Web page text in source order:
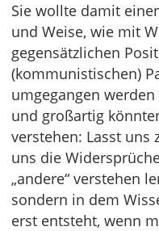
Sie wollte damit
und Weise, wie mit
gegensätzlichen
(kommunistischen)
umgegangen
und großartig
verstehen: Lasst uns
uns die
„andere“ verstehen
sondern in dem
erst entsteht, wenn